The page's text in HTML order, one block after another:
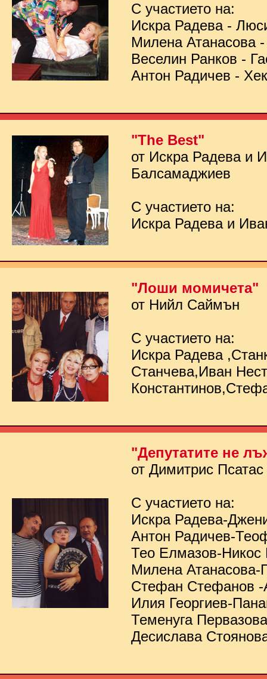
С участието на:
Искра Радева -
Милена Атанасова
Веселин Ранков -
Антон Радичев -
"The Best"
от Искра Радева и
Балсамаджиев
С участието на:
Искра Радева и
"Лоши момичета"
от Нийл Саймън
С участието на:
Искра Радева
Станчева,Иван
"Депутатите не
от Димитрис Псатас
С участието на:
Искра Радева-
Антон Радичев-
Тео Елмазов-Никос
Милена Атанасова-
Стефан Стефанов -
Илия Георгиев-
Теменуга
Десислава